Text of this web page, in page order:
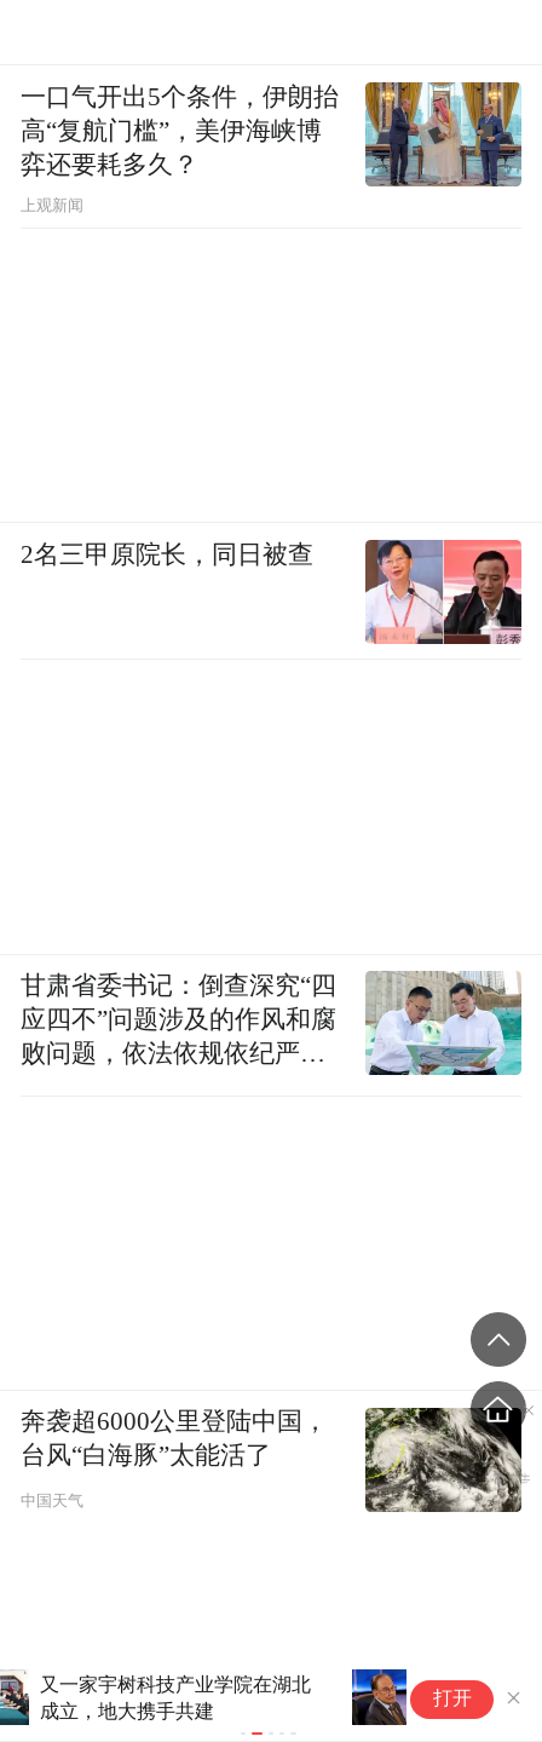
79岁生日当天，马来西亚总理
安瓦尔接受医疗检查
打开
一口气开出5个条件，伊朗抬
高“复航门槛”，美伊海峡博
弈还要耗多久？
上观新闻
2名三甲原院长，同日被查
甘肃省委书记：倒查深究“四
应四不”问题涉及的作风和腐
败问题，依法依规依纪严肃
奔袭超6000公里登陆中国，
台风“白海豚”太能活了
中国天气